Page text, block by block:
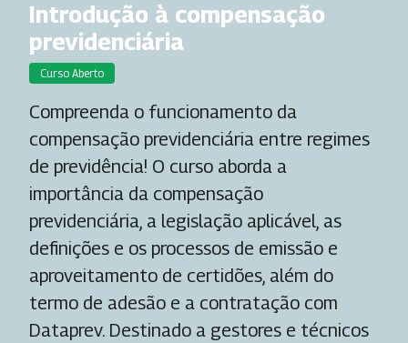
Introdução à compensação
previdenciária
Curso Aberto
Compreenda o funcionamento da
compensação previdenciária entre regimes
de previdência! O curso aborda a
importância da compensação
previdenciária, a legislação aplicável, as
definições e os processos de emissão e
aproveitamento de certidões, além do
termo de adesão e a contratação com
Dataprev. Destinado a gestores e técnicos